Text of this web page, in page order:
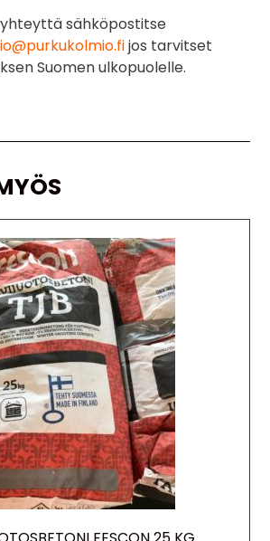
sähköpostitse
jos tarvitset
Suomen ulkopuolelle.